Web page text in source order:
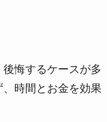
悔するケースが多
時間とお金を効果